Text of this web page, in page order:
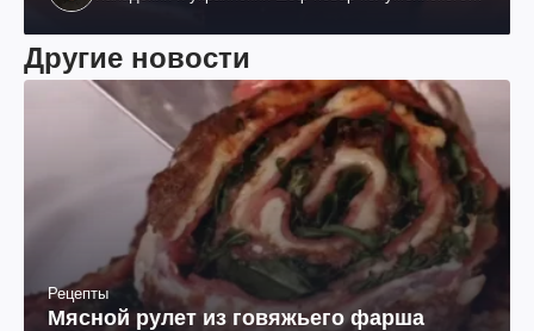
Другие новости
Рецепты
Мясной рулет из говяжьего фарша